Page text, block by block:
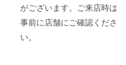
がございます。ご来店時は
事前に店舗にご確認くださ
い。